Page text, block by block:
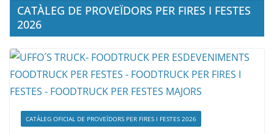
CATÀLEG DE PROVEÏDORS PER FIRES I FESTES
2026
CATÀLEG OFICIAL DE PROVEÏDORS PER FIRES I FESTES 2026